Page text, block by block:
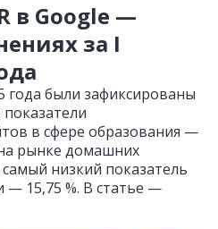
в Google —
за I
года были зафиксированы
в сфере образования —
рынке домашних
низкий показатель
— 15,75 %. В статье —